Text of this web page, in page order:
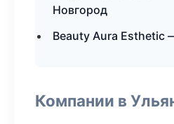
Новгород
Beauty Aura Esthetic
Компании в